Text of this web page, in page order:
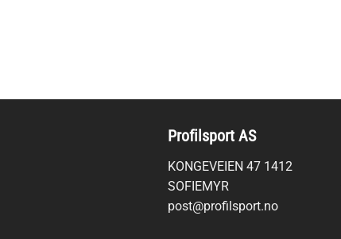
Profilsport AS
KONGEVEIEN 47 1412
SOFIEMYR
post@profilsport.no